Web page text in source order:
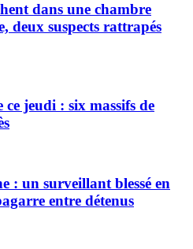
dans une chambre
deux suspects rattrapés
jeudi : six massifs de
: un surveillant blessé en
entre détenus